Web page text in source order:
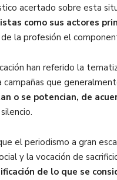
acertado sobre esta
como sus actores
la profesión el
han referido la
campañas que
o se potencian, de
el periodismo a gran
y la vocación de
de lo que se